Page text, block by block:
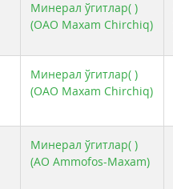
Минерал ўгитлар( )
(ОАО Maxam Chirchiq)
Минерал ўгитлар( )
(ОАО Maxam Chirchiq)
Минерал ўгитлар( )
(АО Ammofos-Maxam)